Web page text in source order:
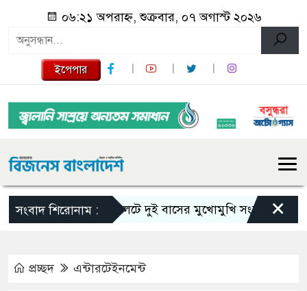
০৬:২১ অপরাহ্ন, শুক্রবার, ০৭ অগাস্ট ২০২৬
ইপেপার
সংবাদ শিরোনাম :সিলেটে দুই বাসের মুখোমুখি সংঘর্ষে নিহত বেড়ে
×
প্রচ্ছদ এন্টারটেইনমেন্ট